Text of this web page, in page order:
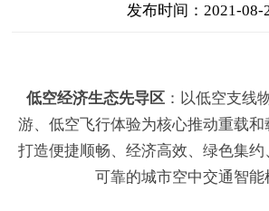
发布时间：2021-08-
低空经济生态先导区：以低空支线
游、低空飞行体验为核心推动重载和
打造便捷顺畅、经济高效、绿色集
可靠的城市空中交通智能